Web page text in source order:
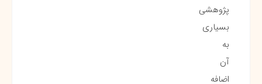
پژوهشی
بسیاری
به
آن
اضافه